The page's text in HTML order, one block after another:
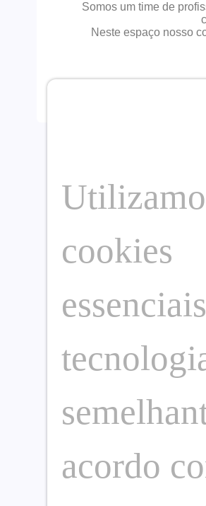
Somos um time de
Neste espaço nosso
cookies
acordo